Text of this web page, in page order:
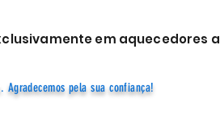
em aquecedores a
pela sua confiança!